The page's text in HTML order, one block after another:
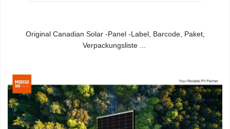
Original Canadian Solar -Panel -Label, Barcode, Paket,
Verpackungsliste ...